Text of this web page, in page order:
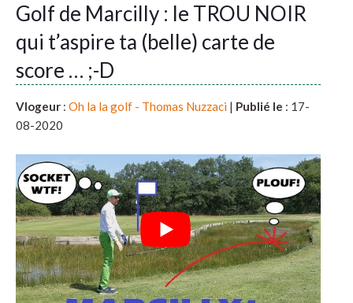
Golf de Marcilly : le TROU NOIR
qui t’aspire ta (belle) carte de
score … ;-D
Vlogeur : Oh la la golf - Thomas Nuzzaci | Publié le : 17-
08-2020